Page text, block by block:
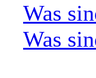
Was
Was